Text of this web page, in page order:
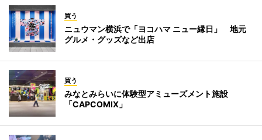
買う
ニュウマン横浜で「ヨコハマ ニュー縁日」 地元
グルメ・グッズなど出店
買う
みなとみらいに体験型アミューズメント施設
「CAPCOMIX」